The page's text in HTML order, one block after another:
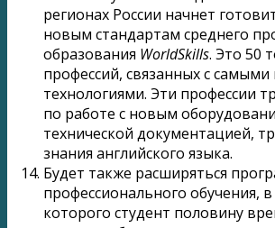
регионах России начнет
новым стандартам среднего
образования WorldSkills. Это 50
профессий, связанных с
технологиями. Эти профессии
по работе с новым
технической документацией,
знания английского языка.
Будет также расширяться
профессионального обучения,
которого студент половину